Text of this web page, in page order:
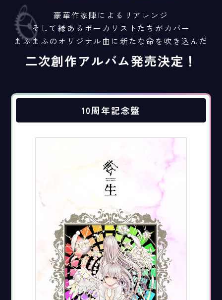
豪華作家陣によるリアレンジ
そして縁あるボーカリストたちがカバー
まふまふのオリジナル曲に新たな命を吹き込んだ
二次創作アルバム発売決定！
10周年記念盤